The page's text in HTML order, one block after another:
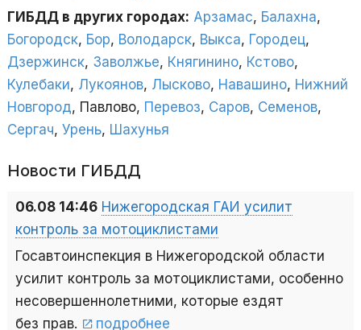
ГИБДД в других городах: Арзамас, Балахна,
Богородск, Бор, Володарск, Выкса, Городец,
Дзержинск, Заволжье, Княгинино, Кстово,
Кулебаки, Лукоянов, Лысково, Навашино, Нижний
Новгород, Павлово, Перевоз, Саров, Семенов,
Сергач, Урень, Шахунья
Новости ГИБДД
06.08 14:46 Нижегородская ГАИ усилит
контроль за мотоциклистами
Госавтоинспекция в Нижегородской области
усилит контроль за мотоциклистами, особенно
несовершеннолетними, которые ездят
без прав.
подробнее